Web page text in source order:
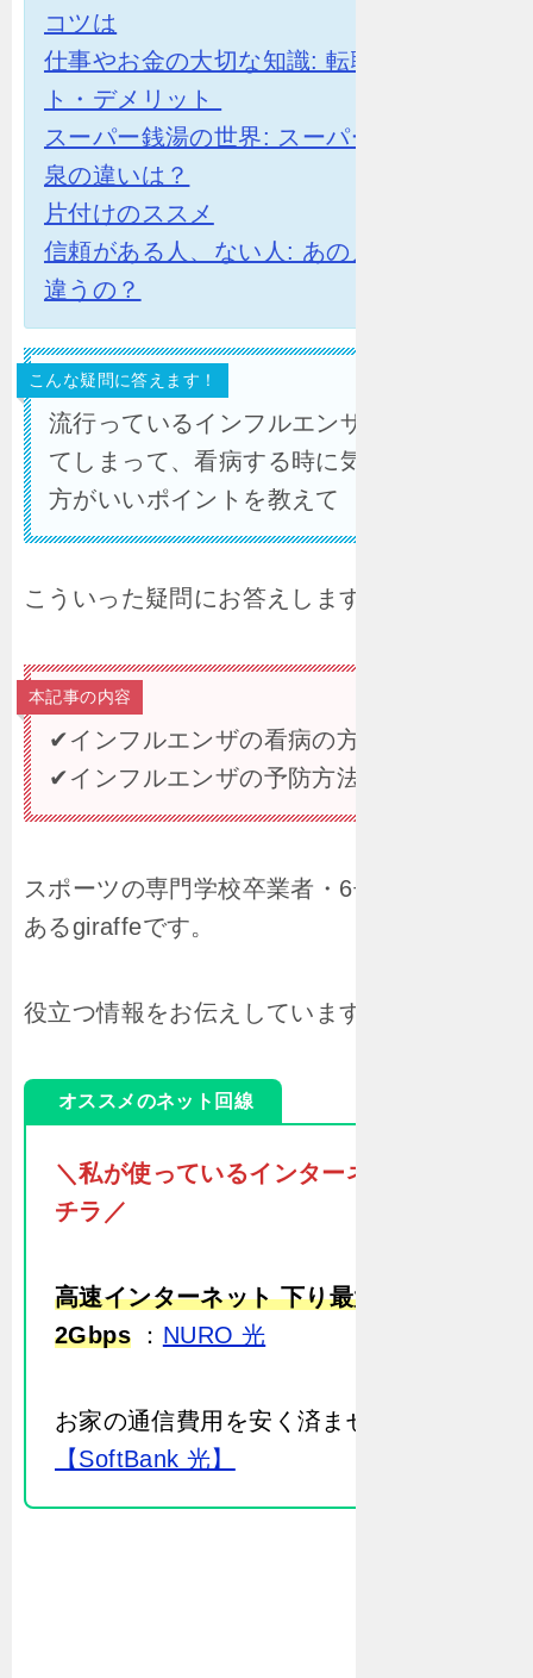
コツは
仕事やお金の大切な知識: 転職のメリッ
ト・デメリット
スーパー銭湯の世界: スーパー銭湯と温
泉の違いは？
片付けのススメ
信頼がある人、ない人: あの人とは何が
違うの？
こんな疑問に答えます！
流行っているインフルエンザにかかっ
てしまって、看病する時に気を付けた
方がいいポイントを教えて
こういった疑問にお答えします
本記事の内容
✔インフルエンザの看病の方法
✔インフルエンザの予防方法
スポーツの専門学校卒業者・6冊の著者でも
あるgiraffeです。
役立つ情報をお伝えしています！
オススメのネット回線
＼私が使っているインターネットはコ
チラ／
高速インターネット 下り最大
2Gbps
： NURO 光
お家の通信費用を安く済ませたい方：
【SoftBank 光】